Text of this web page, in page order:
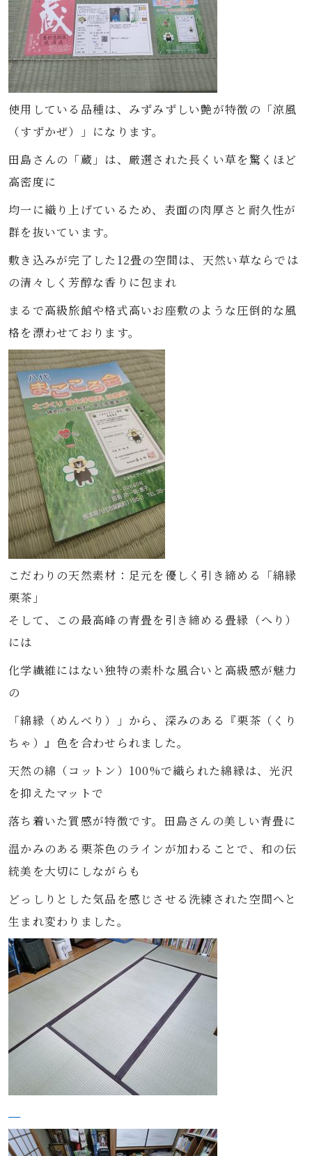
使用している品種は、みずみずしい艶が特徴の「涼風
（すずかぜ）」になります。
田島さんの「蔵」は、厳選された長くい草を驚くほど
高密度に
均一に織り上げているため、表面の肉厚さと耐久性が
群を抜いています。
敷き込みが完了した12畳の空間は、天然い草ならでは
の清々しく芳醇な香りに包まれ
まるで高級旅館や格式高いお座敷のような圧倒的な風
格を漂わせております。
こだわりの天然素材：足元を優しく引き締める「綿縁
栗茶」
そして、この最高峰の青畳を引き締める畳縁（へり）
には
化学繊維にはない独特の素朴な風合いと高級感が魅力
の
「綿縁（めんべり）」から、深みのある『栗茶（くり
ちゃ）』色を合わせられました。
天然の綿（コットン）100%で織られた綿縁は、光沢
を抑えたマットで
落ち着いた質感が特徴です。田島さんの美しい青畳に
温かみのある栗茶色のラインが加わることで、和の伝
統美を大切にしながらも
どっしりとした気品を感じさせる洗練された空間へと
生まれ変わりました。